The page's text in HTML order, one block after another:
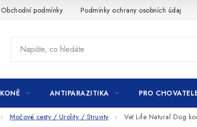
Obchodní podmínky Podmínky ochrany osobních údajů
KONĚ ANTIPARAZITIKA PRO
Močové cesty / Urolity / Struvity Vet Life Natural Dog